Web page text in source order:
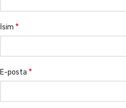
İsim *
E-posta *